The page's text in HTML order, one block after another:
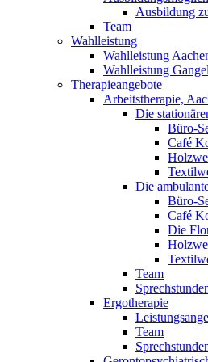
Ausbildung
Team
Wahlleistung
Wahlleistung
Wahlleistung
Therapieangebote
Arbeitstherapie,
Die
Büro-
Café
Die
Büro-
Café
Die
Team
Ergotherapie
Team